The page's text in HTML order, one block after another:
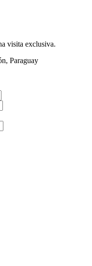
visita exclusiva.
Paraguay